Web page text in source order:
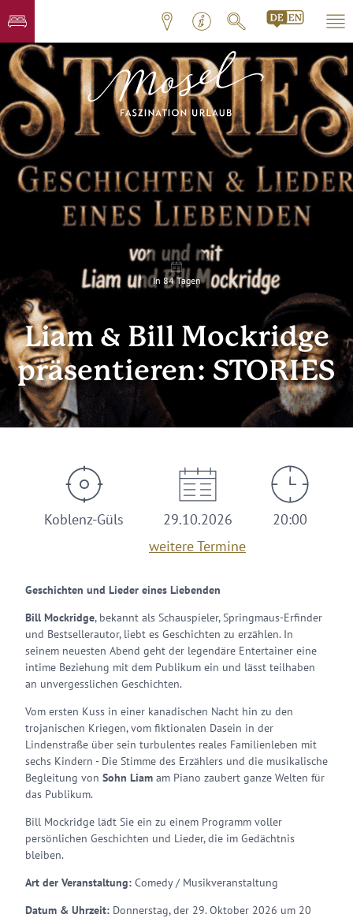
In 84 Tagen
Liam & Bill Mockridge
präsentieren: STORIES
Koblenz-Güls
29.10.2026
weitere Termine
20:00
Geschichten und Lieder eines Liebenden
Bill Mockridge, bekannt als Schauspieler, Springmaus-Erfinder
und Bestsellerautor, liebt es Geschichten zu erzählen. In
seinem neuesten Abend geht der legendäre Entertainer eine
intime Beziehung mit dem Publikum ein und lässt teilhaben
an unvergesslichen Geschichten.
Vom ersten Kuss in einer kanadischen Nacht hin zu den
trojanischen Kriegen, vom fiktionalen Dasein in der
Lindenstraße über sein turbulentes reales Familienleben mit
sechs Kindern - Die Stimme des Erzählers und die musikalische
Begleitung von Sohn Liam am Piano zaubert ganze Welten für
das Publikum.
Bill Mockridge lädt Sie ein zu einem Programm voller
persönlichen Geschichten und Lieder, die im Gedächtnis
bleiben.
Art der Veranstaltung: Comedy / Musikveranstaltung
Datum & Uhrzeit: Donnerstag, der 29. Oktober 2026 um 20